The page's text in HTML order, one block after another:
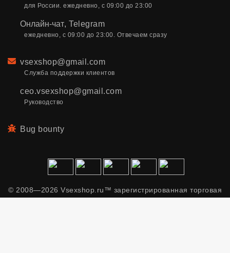
для России. ежедневно, с 09:00 до 23:00
Онлайн-чат, Telegram
ежедневно, с 09:00 до 23:00. Отвечаем сразу
Email
vsexshop@gmail.com
Служба поддержки клиентов
ceo.vsexshop@gmail.com
Руководство
Bug bounty
© 2008—2026 Vsexshop.ru™ зарегистрированная торговая